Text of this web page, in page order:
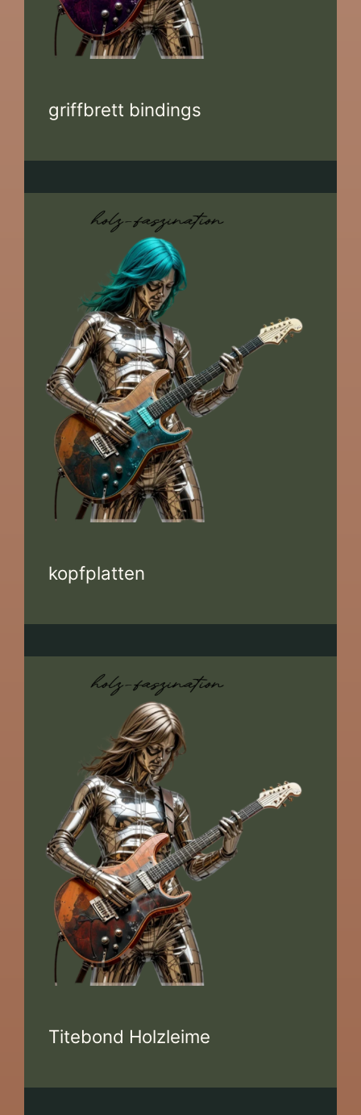
griffbrett bindings
kopfplatten
Titebond Holzleime